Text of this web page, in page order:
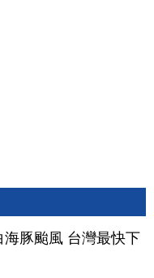
海豚颱風 台灣最快下